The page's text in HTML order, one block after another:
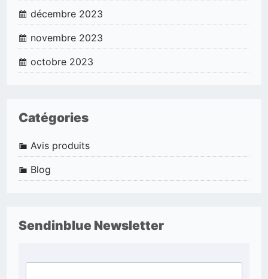
décembre 2023
novembre 2023
octobre 2023
Catégories
Avis produits
Blog
Sendinblue Newsletter